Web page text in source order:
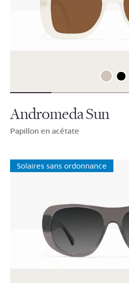
Andromeda Sun
Papillon en acétate
Solaires sans ordonnance